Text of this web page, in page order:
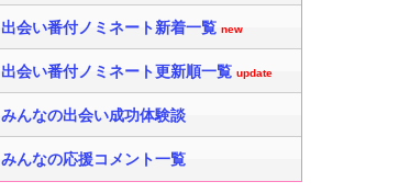
出会い番付ノミネート新着一覧 new
出会い番付ノミネート更新順一覧 update
みんなの出会い成功体験談
みんなの応援コメント一覧